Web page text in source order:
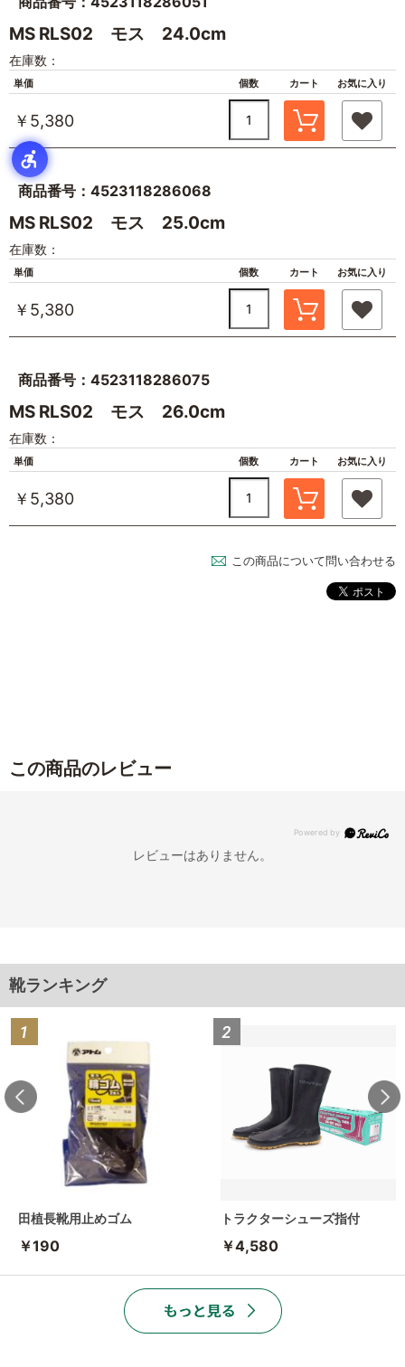
MS RLS02 モス 24.0cm
在庫数：
単価 個数 カート お気に入り
￥5,380
商品番号：4523118286068
MS RLS02 モス 25.0cm
在庫数：
単価 個数 カート お気に入り
￥5,380
商品番号：4523118286075
MS RLS02 モス 26.0cm
在庫数：
単価 個数 カート お気に入り
￥5,380
この商品について問い合わせる
この商品のレビュー
レビューはありません。
靴ランキング
田植長靴用止めゴム
￥190
トラクターシューズ指付
￥4,580